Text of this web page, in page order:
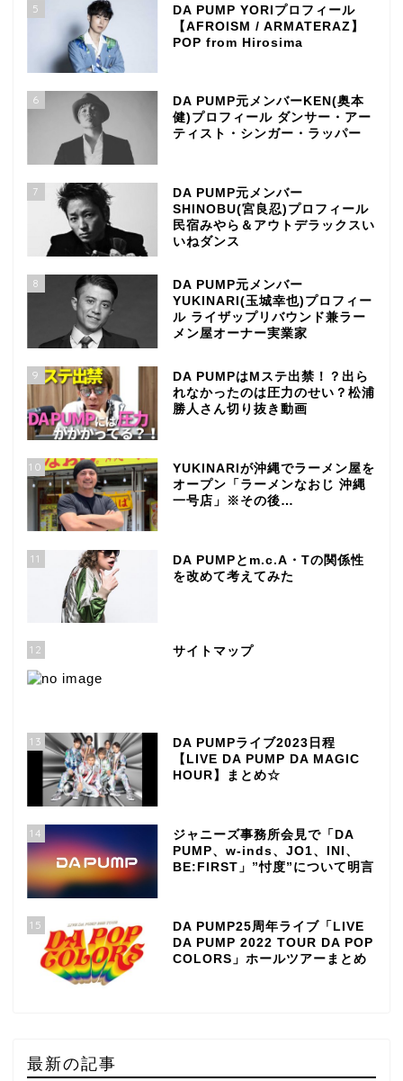
5
DA PUMP YORIプロフィール
【AFROISM / ARMATERAZ】
POP from Hirosima
6
DA PUMP元メンバーKEN(奥本
健)プロフィール ダンサー・アー
ティスト・シンガー・ラッパー
7
DA PUMP元メンバー
SHINOBU(宮良忍)プロフィール
民宿みやら＆アウトデラックスい
いねダンス
8
DA PUMP元メンバー
YUKINARI(玉城幸也)プロフィー
ル ライザップリバウンド兼ラー
メン屋オーナー実業家
9
DA PUMPはMステ出禁！？出ら
れなかったのは圧力のせい？松浦
勝人さん切り抜き動画
10
YUKINARIが沖縄でラーメン屋を
オープン「ラーメンなおじ 沖縄
一号店」※その後…
11
DA PUMPとm.c.A・Tの関係性
を改めて考えてみた
12 サイトマップ
13
DA PUMPライブ2023日程
【LIVE DA PUMP DA MAGIC
HOUR】まとめ☆
14
ジャニーズ事務所会見で「DA
PUMP、w-inds、JO1、INI、
BE:FIRST」”忖度”について明言
15
DA PUMP25周年ライブ「LIVE
DA PUMP 2022 TOUR DA POP
COLORS」ホールツアーまとめ
最新の記事